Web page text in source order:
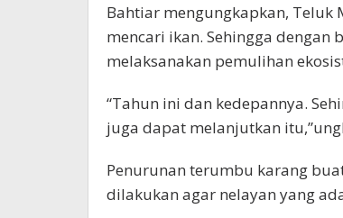
Bahtiar mengungkapkan,
mencari ikan. Sehingga
melaksanakan pemulihan
“Tahun ini dan kedepannya.
juga dapat melanjutkan
Penurunan terumbu karang
dilakukan agar nelayan yang